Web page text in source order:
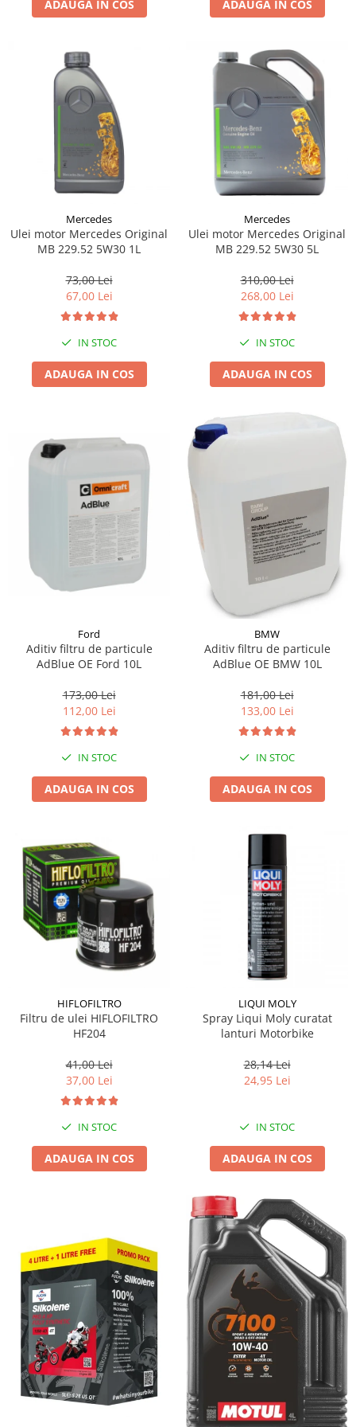
Lichid de frana
Filtre moto
Filtru combustibil
Buson golire ulei
Filtru ulei moto
Filtru aer moto
Intretinere si curatare filtre moto
Intretinere moto
Curatare moto
Covor moto
Genti bagaje moto
Suporti si placi prindere
ADAUGA IN COS ADAUGA IN COS
Mercedes
Ulei motor Mercedes Original
MB 229.52 5W30 1L
73,00 Lei
67,00 Lei
IN STOC
ADAUGA IN COS
Mercedes
Ulei motor Mercedes Original
MB 229.52 5W30 5L
310,00 Lei
268,00 Lei
IN STOC
ADAUGA IN COS
Ford
Aditiv filtru de particule
AdBlue OE Ford 10L
173,00 Lei
112,00 Lei
IN STOC
ADAUGA IN COS
BMW
Aditiv filtru de particule
AdBlue OE BMW 10L
181,00 Lei
133,00 Lei
IN STOC
ADAUGA IN COS
HIFLOFILTRO
Filtru de ulei HIFLOFILTRO
HF204
41,00 Lei
37,00 Lei
IN STOC
ADAUGA IN COS
LIQUI MOLY
Spray Liqui Moly curatat
lanturi Motorbike
28,14 Lei
24,95 Lei
IN STOC
ADAUGA IN COS